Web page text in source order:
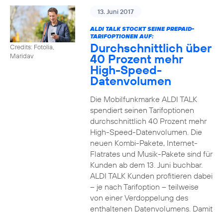
Credits: Fotolia,
Maridav
13. Juni 2017
ALDI TALK STOCKT SEINE PREPAID-
TARIFOPTIONEN AUF:
Durchschnittlich über
40 Prozent mehr
High-Speed-
Datenvolumen
Die Mobilfunkmarke ALDI TALK
spendiert seinen Tarifoptionen
durchschnittlich 40 Prozent mehr
High-Speed-Datenvolumen. Die
neuen Kombi-Pakete, Internet-
Flatrates und Musik-Pakete sind für
Kunden ab dem 13. Juni buchbar.
ALDI TALK Kunden profitieren dabei
– je nach Tarifoption – teilweise
von einer Verdoppelung des
enthaltenen Datenvolumens. Damit